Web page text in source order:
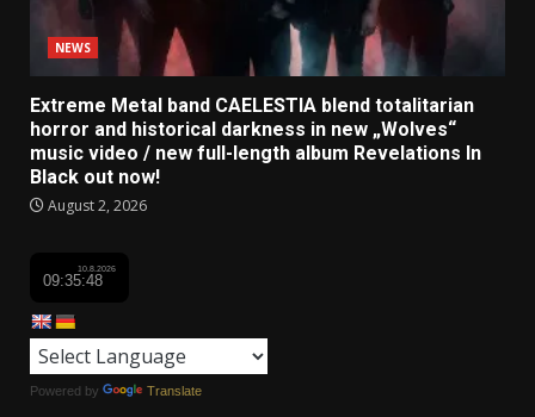
NEWS
Extreme Metal band CAELESTIA blend totalitarian
horror and historical darkness in new „Wolves“
music video / new full-length album Revelations In
Black out now!
August 2, 2026
Powered by Translate